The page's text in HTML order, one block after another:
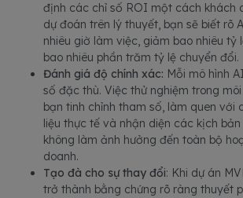
định các chỉ số ROI một cách khách
dự đoán trên lý thuyết, bạn sẽ biết rõ
nhiêu giờ làm việc, giảm bao nhiêu tỷ
bao nhiêu phần trăm tỷ lệ chuyển đổi.
Đánh giá độ chính xác: Mỗi mô hình
số đặc thù. Việc thử nghiệm trong
bạn tinh chỉnh tham số, làm quen với
liệu thực tế và nhận diện các kịch
không làm ảnh hưởng đến toàn bộ
doanh.
Tạo đà cho sự thay đổi: Khi dự án
trở thành bằng chứng rõ ràng thuyết